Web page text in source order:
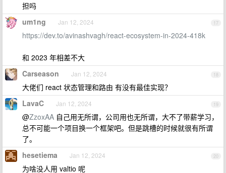
担吗
17
um1ng Jan 12, 2024
https://dev.to/avinashvagh/react-ecosystem-in-2024-418k
和 2023 年相差不大
18
Carseason Jan 12, 2024
大佬们 react 状态管理和路由 有没有最佳实现？
19
LavaC Jan 12, 2024
@ZzoxAA 自己用无所谓，公司用也无所谓，大不了带薪学习，
总不可能一个项目换一个框架吧。但是跳槽的时候就很有所谓
了。
20
hesetiema Jan 12, 2024
为啥没人用 valtio 呢